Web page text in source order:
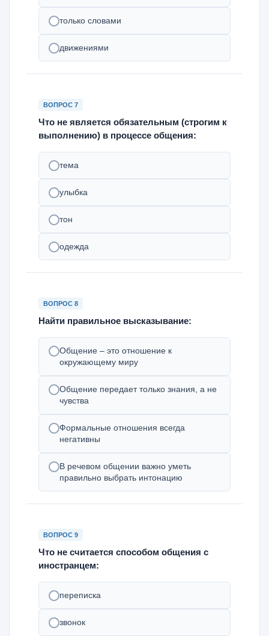
только словами
движениями
ВОПРОС 7
Что не является обязательным (строгим к
выполнению) в процессе общения:
тема
улыбка
тон
одежда
ВОПРОС 8
Найти правильное высказывание:
Общение – это отношение к
окружающему миру
Общение передает только знания, а не
чувства
Формальные отношения всегда
негативны
В речевом общении важно уметь
правильно выбрать интонацию
ВОПРОС 9
Что не считается способом общения с
иностранцем:
переписка
звонок